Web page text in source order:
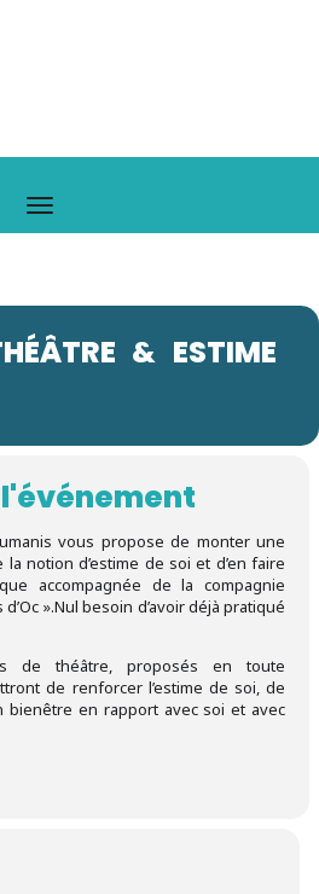
& ESTIME
vous propose de monter une
notion d’estime de soi et d’en faire
accompagnée de la compagnie
».Nul besoin d’avoir déjà pratiqué
de théâtre, proposés en toute
de renforcer l’estime de soi, de
bienêtre en rapport avec soi et avec